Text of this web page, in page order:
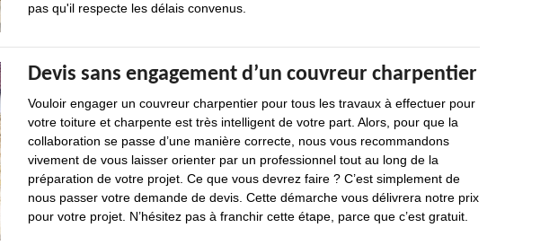
pas qu'il respecte les délais convenus.
Devis sans engagement d’un couvreur charpentier
Vouloir engager un couvreur charpentier pour tous les travaux à effectuer pour
votre toiture et charpente est très intelligent de votre part. Alors, pour que la
collaboration se passe d’une manière correcte, nous vous recommandons
vivement de vous laisser orienter par un professionnel tout au long de la
préparation de votre projet. Ce que vous devrez faire ? C’est simplement de
nous passer votre demande de devis. Cette démarche vous délivrera notre prix
pour votre projet. N’hésitez pas à franchir cette étape, parce que c’est gratuit.